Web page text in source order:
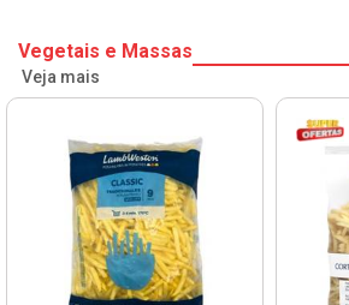
Vegetais e Massas
Veja mais